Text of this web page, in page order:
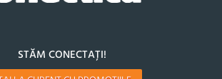
STĂM CONECTAȚI!